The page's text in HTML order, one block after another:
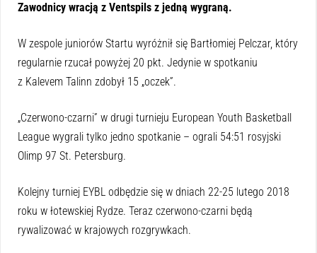
Zawodnicy wracją z Ventspils z jedną wygraną.
W zespole juniorów Startu wyróżnił się Bartłomiej Pelczar, który
regularnie rzucał powyżej 20 pkt. Jedynie w spotkaniu
z Kalevem Talinn zdobył 15 „oczek”.
„Czerwono-czarni” w drugi turnieju European Youth Basketball
League wygrali tylko jedno spotkanie – ograli 54:51 rosyjski
Olimp 97 St. Petersburg.
Kolejny turniej EYBL odbędzie się w dniach 22-25 lutego 2018
roku w łotewskiej Rydze. Teraz czerwono-czarni będą
rywalizować w krajowych rozgrywkach.